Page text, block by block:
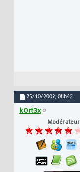
25/10/2009, 08h42
kOrt3x
Modérateur